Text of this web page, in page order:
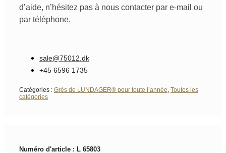
d’aide, n’hésitez pas à nous contacter par e-mail ou
par téléphone.
sale@75012.dk
+45 6596 1735
Catégories : Grès de LUNDAGER® pour toute l’année Toutes les
catégories
Numéro d'article : L 65803